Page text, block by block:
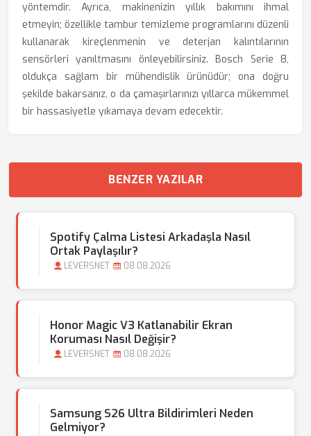
yöntemdir. Ayrıca, makinenizin yıllık bakımını ihmal
etmeyin; özellikle tambur temizleme programlarını düzenli
kullanarak kireçlenmenin ve deterjan kalıntılarının
sensörleri yanıltmasını önleyebilirsiniz. Bosch Serie 8,
oldukça sağlam bir mühendislik ürünüdür; ona doğru
şekilde bakarsanız, o da çamaşırlarınızı yıllarca mükemmel
bir hassasiyetle yıkamaya devam edecektir.
BENZER YAZILAR
Spotify Çalma Listesi Arkadaşla Nasıl
Ortak Paylaşılır?
LEVERSNET 08.08.2026
Honor Magic V3 Katlanabilir Ekran
Koruması Nasıl Değişir?
LEVERSNET 08.08.2026
Samsung S26 Ultra Bildirimleri Neden
Gelmiyor?